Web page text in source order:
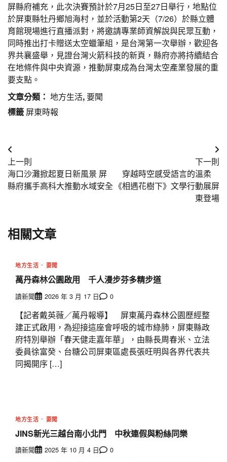
屏縣府補充，此次決賽預計於7月25日至27日舉行，地點位
於屏東縣牡丹鄉旭海村，並於活動第2天（7/26）於縣立體
育館現場進行直播派對，將邀請專業師資解說與民眾互動，
同時推出打卡贈送太空蠟筆組，是台灣第一次舉辦，歡迎各
界共襄盛舉，見證台灣火箭科技的新頁，縣府亦將持續結合
在地條件與中央資源，推動屏東成為台灣太空產業發展的重
要支點。
文章分類： 地方生活,要聞
標籤 屏東時報
文
章
導
上一則
海口沙灘掀起夏日新風景 屏
縣府攜手高科大推動水域安全
下一則
穿越時空感受語言的溫柔
《相遇花樹下》文學行動展屏
東登場
相關文章
地方生活 要聞
萬丹森林公園啟用 千人漫步芬多精步道
讀新聞 2026 年 3 月 17 日 0
【記者戴英薇／萬丹報導】 屏東萬丹森林公園歷經整
建正式啟用，為迎接這座會呼吸的城市綠肺，屏東縣政
府特別舉辦「春天健走嘉年華」，由縣長周春米、立法
委員徐富癸、台糖公司屏東區處長張旺明與各界代表共
同揭開序 […]
地方生活 要聞
JINS新光三越台南小北門 中秋連假與粉絲同樂
讀新聞 2025 年 10 月 4 日 0